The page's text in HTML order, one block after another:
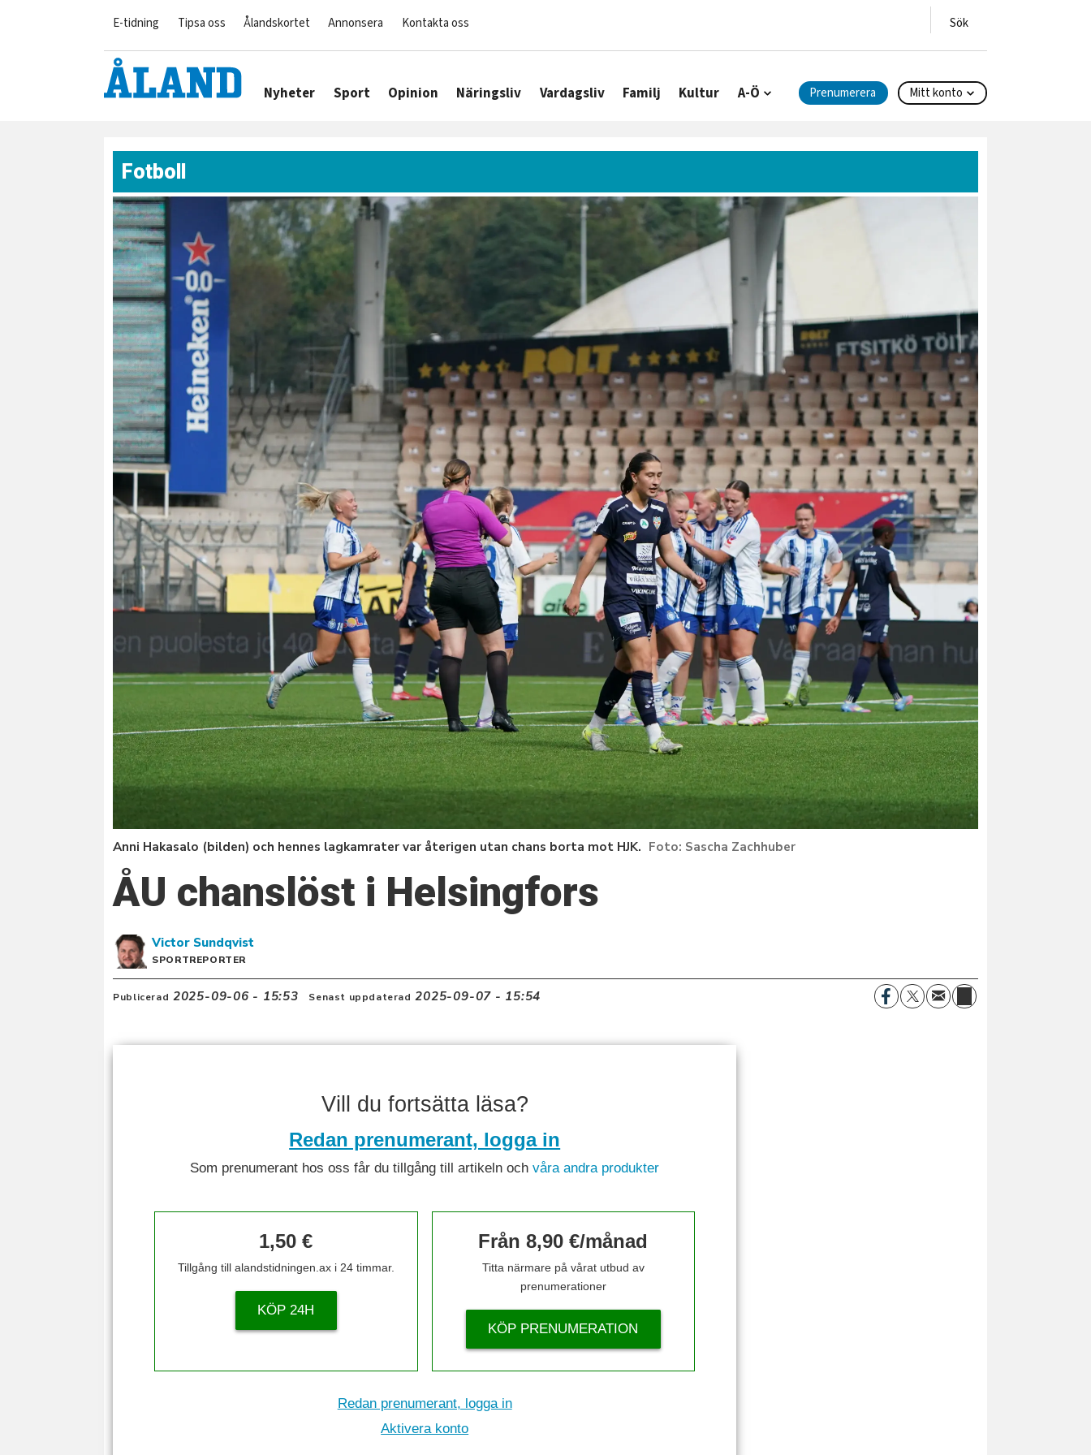
E-tidning Tipsa oss Ålandskortet Annonsera Kontakta oss
Nyheter Sport Opinion Näringsliv Vardagsliv Familj Kultur A-Ö Prenumerera Mitt konto
Fotboll
Anni Hakasalo (bilden) och hennes lagkamrater var återigen utan chans borta mot HJK. Sascha Zachhuber
ÅU chanslöst i Helsingfors
Victor Sundqvist
SPORTREPORTER
Publicerad 2025-09-06 - 15:53 Senast uppdaterad 2025-09-07 - 15:54
Vill du fortsätta läsa?
Redan prenumerant, logga in
Som prenumerant hos oss får du tillgång till artikeln ochvåra andra produkter
1,50 €
Tillgång till alandstidningen.ax i 24 timmar.
KÖP 24H
Från 8,90 €/månad
Titta närmare på vårat utbud av
prenumerationer
KÖP PRENUMERATION
Redan prenumerant, logga in
Aktivera konto